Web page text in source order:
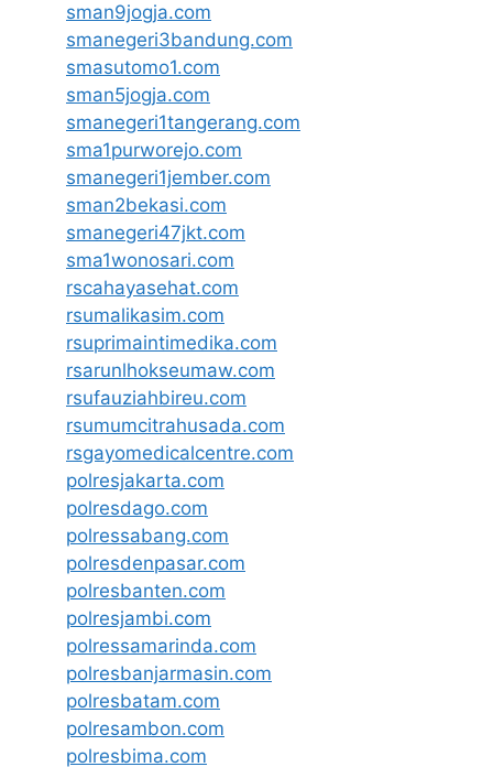
sman9jogja.com
smanegeri3bandung.com
smasutomo1.com
sman5jogja.com
smanegeri1tangerang.com
sma1purworejo.com
smanegeri1jember.com
sman2bekasi.com
smanegeri47jkt.com
sma1wonosari.com
rscahayasehat.com
rsumalikasim.com
rsuprimaintimedika.com
rsarunlhokseumaw.com
rsufauziahbireu.com
rsumumcitrahusada.com
rsgayomedicalcentre.com
polresjakarta.com
polresdago.com
polressabang.com
polresdenpasar.com
polresbanten.com
polresjambi.com
polressamarinda.com
polresbanjarmasin.com
polresbatam.com
polresambon.com
polresbima.com